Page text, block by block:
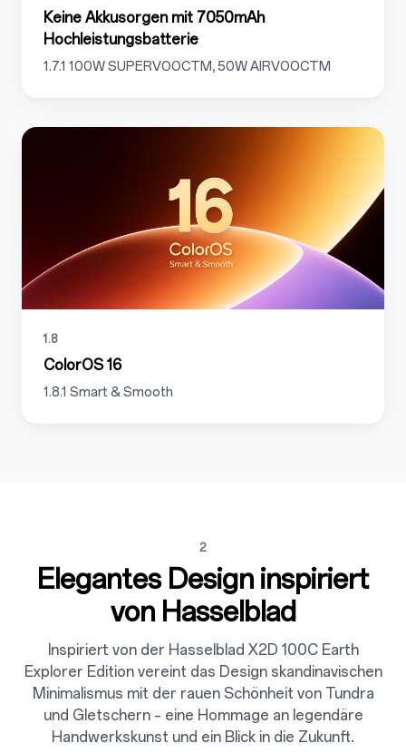
Keine Akkusorgen mit 7050mAh
Hochleistungsbatterie
1.7.1 100W SUPERVOOCTM, 50W AIRVOOCTM
1.8
ColorOS 16
1.8.1 Smart & Smooth
2
Elegantes Design inspiriert
von Hasselblad
Inspiriert von der Hasselblad X2D 100C Earth
Explorer Edition vereint das Design skandinavischen
Minimalismus mit der rauen Schönheit von Tundra
und Gletschern – eine Hommage an legendäre
Handwerkskunst und ein Blick in die Zukunft.